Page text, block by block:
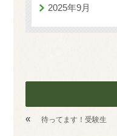
2025年9月
« 待ってます！受験生